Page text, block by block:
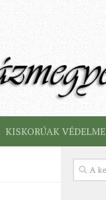
KISKORÚAK VÉDELME